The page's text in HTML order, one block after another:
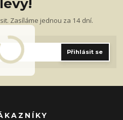
Zasíláme jednou za 14 dní.
Přihlásit se